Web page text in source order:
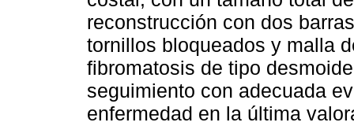
reconstrucción con dos
tornillos bloqueados y malla
fibromatosis de tipo
seguimiento con adecuada
enfermedad en la última